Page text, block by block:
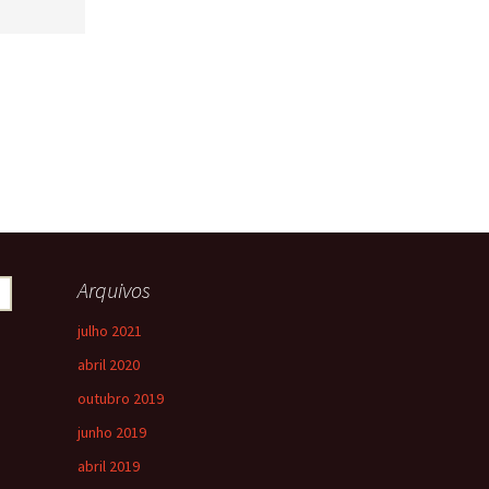
Arquivos
julho 2021
abril 2020
outubro 2019
junho 2019
abril 2019